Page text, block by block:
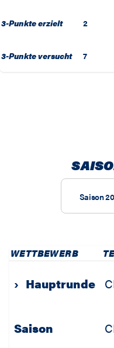
3-Punkte erzielt 2
3-Punkte versucht 7
Saison
WETTBEWERB
› Hauptrunde
Saison